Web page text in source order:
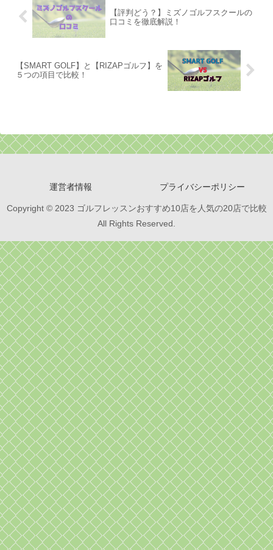
【評判どう？】ミズノゴルフスクールの
口コミを徹底解説！
【SMART GOLF】と【RIZAPゴルフ】を
５つの項目で比較！
運営者情報 プライバシーポリシー
Copyright © 2023 ゴルフレッスンおすすめ10店を人気の20店で比較
All Rights Reserved.